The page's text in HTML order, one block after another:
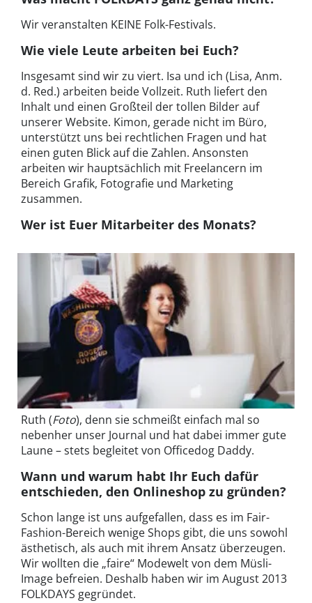
Wir veranstalten KEINE Folk-Festivals.
Wie viele Leute arbeiten bei Euch?
Insgesamt sind wir zu viert. Isa und ich (Lisa, Anm.
d. Red.) arbeiten beide Vollzeit. Ruth liefert den
Inhalt und einen Großteil der tollen Bilder auf
unserer Website. Kimon, gerade nicht im Büro,
unterstützt uns bei rechtlichen Fragen und hat
einen guten Blick auf die Zahlen. Ansonsten
arbeiten wir hauptsächlich mit Freelancern im
Bereich Grafik, Fotografie und Marketing
zusammen.
Wer ist Euer Mitarbeiter des Monats?
Ruth (Foto), denn sie schmeißt einfach mal so
nebenher unser Journal und hat dabei immer gute
Laune – stets begleitet von Officedog Daddy.
Wann und warum habt Ihr Euch dafür
entschieden, den Onlineshop zu gründen?
Schon lange ist uns aufgefallen, dass es im Fair-
Fashion-Bereich wenige Shops gibt, die uns sowohl
ästhetisch, als auch mit ihrem Ansatz überzeugen.
Wir wollten die „faire“ Modewelt von dem Müsli-
Image befreien. Deshalb haben wir im August 2013
FOLKDAYS gegründet.